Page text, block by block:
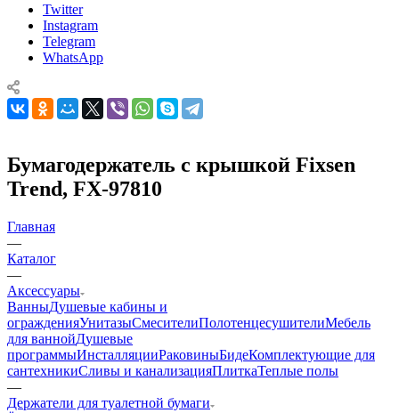
Twitter
Instagram
Telegram
WhatsApp
Бумагодержатель с крышкой Fixsen
Trend, FX-97810
Главная
—
Каталог
—
Аксессуары
ВанныДушевые кабины и
огражденияУнитазыСмесителиПолотенцесушителиМебель
для ваннойДушевые
программыИнсталляцииРаковиныБидеКомплектующие для
сантехникиСливы и канализацияПлиткаТеплые полы
—
Держатели для туалетной бумаги